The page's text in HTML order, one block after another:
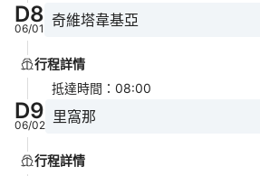
D8
06/01 奇維塔韋基亞
行程詳情
抵達時間 ： 08:00
D9
06/02 里窩那
行程詳情